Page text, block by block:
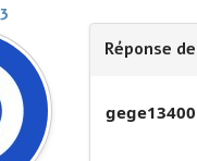
Réponse de
gege13400